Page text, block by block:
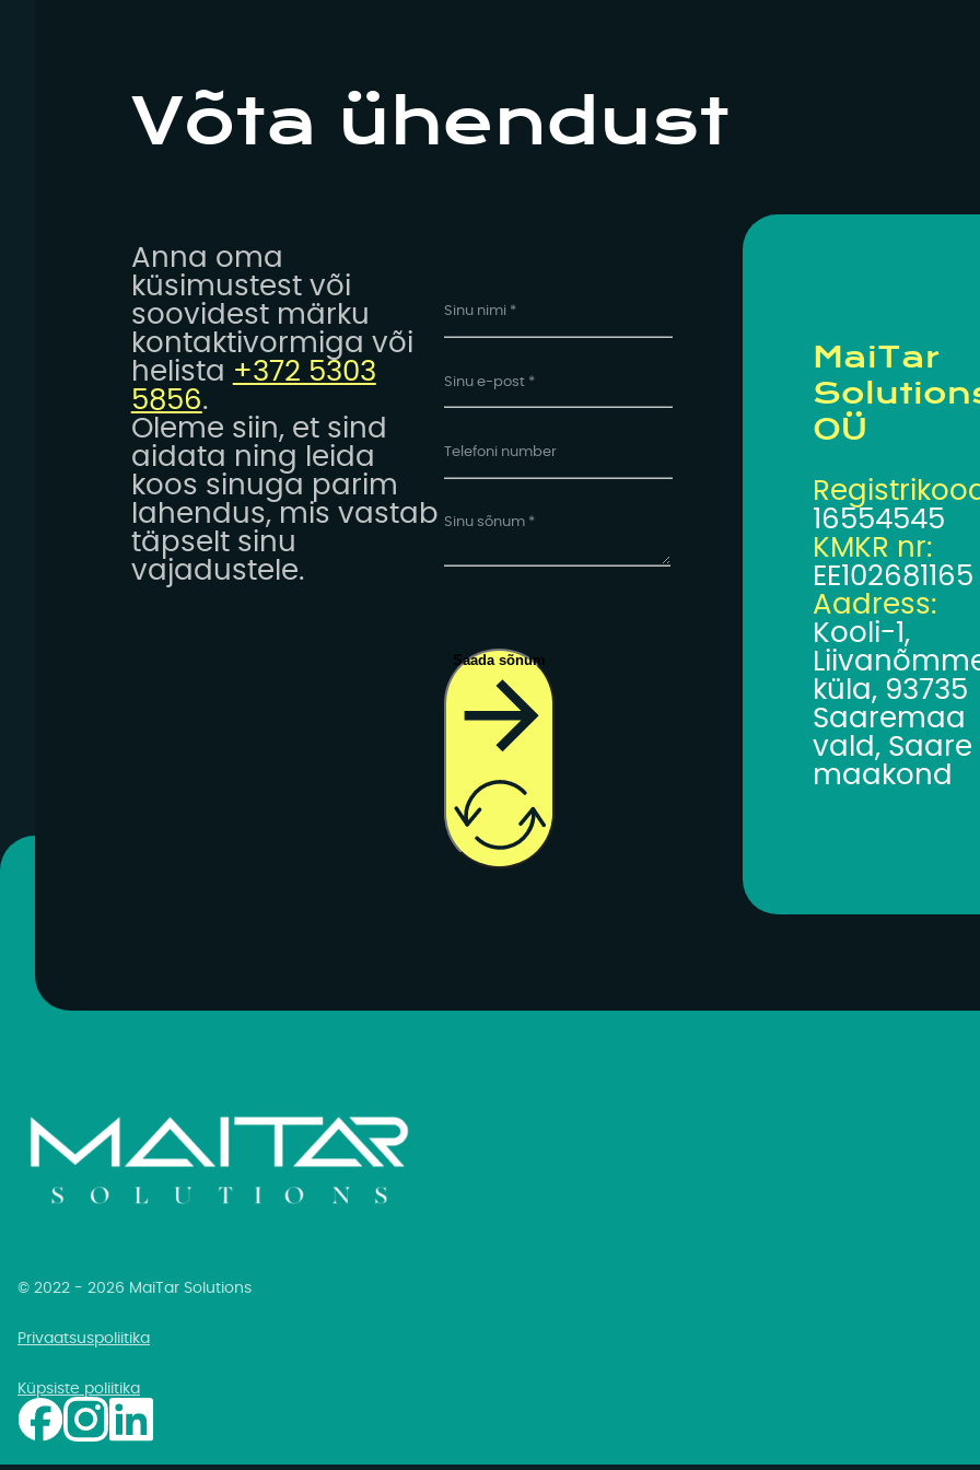
Võta ühendust
Anna oma
küsimustest või
soovidest märku
kontaktivormiga või
helista +372 5303
5856.
Oleme siin, et sind
aidata ning leida
koos sinuga parim
lahendus, mis vastab
täpselt sinu
vajadustele.
Saada sõnum
MaiTar
OÜ
16554545
KMKR nr:
EE102681165
Aadress:
Kooli-1,
küla, 93735
Saaremaa
vald, Saare
maakond
© 2022 - 2026 MaiTar Solutions
Privaatsuspoliitika
Küpsiste poliitika